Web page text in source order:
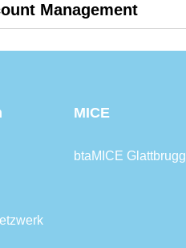
Management
MICE
btaMICE Glattbrugg